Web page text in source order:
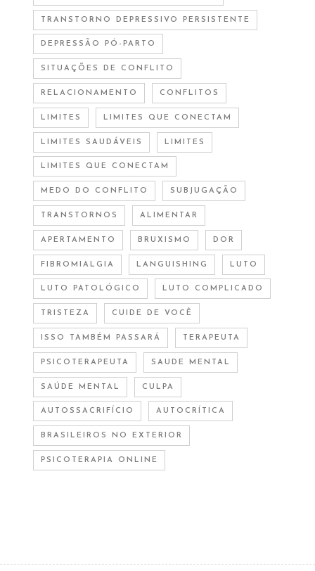
TRANSTORNO DEPRESSIVO PERSISTENTE
DEPRESSÃO PÓ-PARTO
SITUAÇÕES DE CONFLITO
RELACIONAMENTO CONFLITOS
LIMITES LIMITES QUE CONECTAM
LIMITES SAUDÁVEIS LIMITES
LIMITES QUE CONECTAM
MEDO DO CONFLITO SUBJUGAÇÃO
TRANSTORNOS ALIMENTAR
APERTAMENTO BRUXISMO DOR
FIBROMIALGIA LANGUISHING LUTO
LUTO PATOLÓGICO LUTO COMPLICADO
TRISTEZA CUIDE DE VOCÊ
ISSO TAMBÉM PASSARÁ TERAPEUTA
PSICOTERAPEUTA SAUDE MENTAL
SAÚDE MENTAL CULPA
AUTOSSACRIFÍCIO AUTOCRÍTICA
BRASILEIROS NO EXTERIOR
PSICOTERAPIA ONLINE